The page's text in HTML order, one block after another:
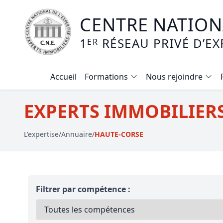
CENTRE
1 ER RÉSEAU PRIVÉ
Accueil
Formations
Formation expertise immobilière /
Expertise local commercial
Mise en copropriété
Expertise terrains agricoles,
Nous rejoindre
EXPERTS
L'expertise/Annuaire/HAUTE-CORSE
Filtrer par compétence :